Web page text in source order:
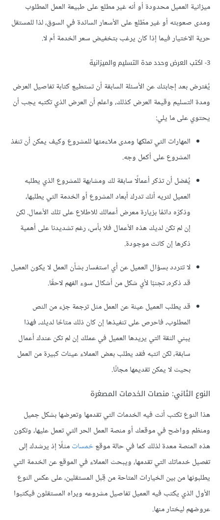
ميزانية العميل محدودة أو أنه غير مطلع على طبيعة العمل المطلوب
ومدى صعوبته أو غير مطّلع على الأسعار السائدة في السوق، لذا للمستقل
حرية الاختيار فيما إذا كان يرغب بتخفيض سعر الخدمة أم لا.
3- اكتب العرض وحدد مدة التسليم والميزانية
يُفترض بعد إجابتك عن الأسئلة السابقة أن تستطيع كتابة تفاصيل العرض
ومدة التسليم وقيمة العرض كذلك، واعلم أن العرض الذي تكتبه يجب أن
يحتوي على ما يلي:
المهارات التي تملكها ومدى ملاءمتها للمشروع وكيف يمكن أن تنفذ
المشروع على أكمل وجه.
يُفضل أن تذكر أعمالًا سابقة لك ومشابهة للمشروع الذي يطلبه
العميل لتريه أنك تدرك أبعاد المشروع أو الخدمة التي يطلبها،
وذكرّه دائمًا بزيارة معرض أعمالك للاطلاع على تلك الأعمال. لكن
إن لم تكن لديك هذه الأعمال فلا بأس، رغم تشديدنا على أهمية
ذكرها إن كانت موجودة.
لا تتردد بسؤال العميل عن أي استفسار بشأن العمل لا يكون العميل
قد ذكره، تجنبًا لأي شكل من أشكال سوء الفهم لاحقًا.
قد يطلب العميل عينة عن العمل مثل ترجمة جزء من النص
المطلوب، فاحرص على تنفيذها إن كان ذلك متاحًا لديك، فهذا
يبني الثقة التي يريدها العميل في عملك إن لم تكن عندك أعمال
سابقة، لكن انتبه فقد يطلب بعض العملاء عينات كبيرة من العمل
بحيث لا يمكن تقديمها مجانًا.
النوع الثاني: منصات الخدمات المصغرة
هذا النوع تكتب أنت فيه الخدمات التي تقدمها وتعرضها بشكل جميل
ومنظم وواضح في موقعك أو منصة العمل الحر التي تعمل عليها، وتكون
هذه المنصة معدة لذلك كما في حالة موقعخمساتمثلًا إذ يرشدك إلى
تفصيل خدماتك التي تقدمها، ويبحث العملاء في الموقع عن الخدمة التي
يطلبونها من بين الخيارات المتاحة من قِبل المستقلين، على عكس النوع
الأول الذي يكتب فيه العميل تفاصيل مشروعه ويراه المستقلون فيكتبوا
عروضهم ليختار منها.